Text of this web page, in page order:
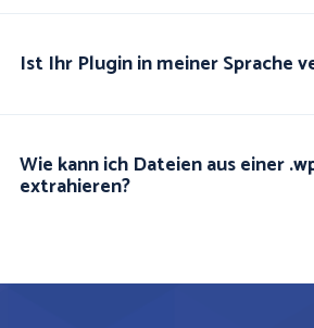
Ist Ihr Plugin in meiner Sprache
Wie kann ich Dateien aus einer
extrahieren?